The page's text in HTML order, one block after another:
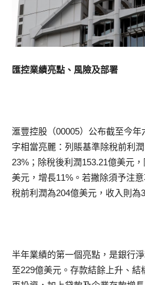
匯控業績亮點、風險及部署
滙豐控股（00005）公布截至今
字相當亮麗：列賬基準除稅前利
23%；除稅後利潤153.21億美元
美元，增長11%。若撇除須予注
稅前利潤為204億美元，收入則為
半年業績的第一個亮點，是銀行
至229億美元。存款結餘上升、